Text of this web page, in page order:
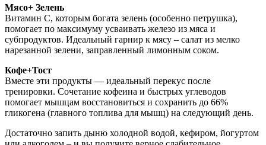
Мясо+ Зелень
Витамин С, которым богата зелень (особенно петрушка),
помогает по максимуму усваивать железо из мяса и
субпродуктов. Идеальный гарнир к мясу – салат из мелко
нарезанной зелени, заправленный лимонным соком.
Кофе+Тост
Вместе эти продукты — идеальный перекус после
тренировки. Сочетание кофеина и быстрых углеводов
помогает мышцам восстановиться и сохранить до 66%
гликогена (главного топлива для мышц) на следующий день.
Достаточно запить дыню холодной водой, кефиром, йогуртом